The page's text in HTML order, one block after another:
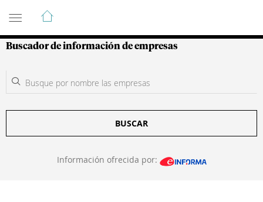
Guía de Empresas Colombianas
Buscador de información de empresas
BUSCAR
Información ofrecida por: